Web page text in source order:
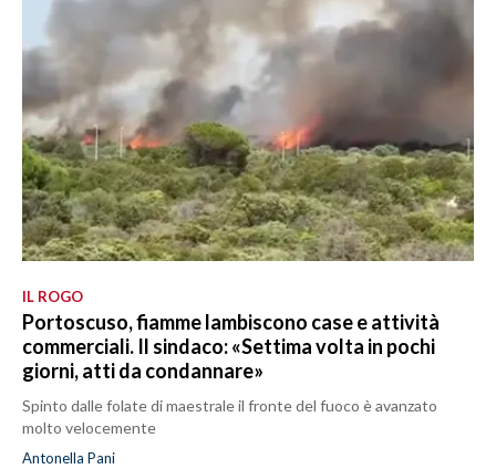
IL ROGO
Portoscuso, fiamme lambiscono case e attività
commerciali. Il sindaco: «Settima volta in pochi
giorni, atti da condannare»
Spinto dalle folate di maestrale il fronte del fuoco è avanzato
molto velocemente
Antonella Pani